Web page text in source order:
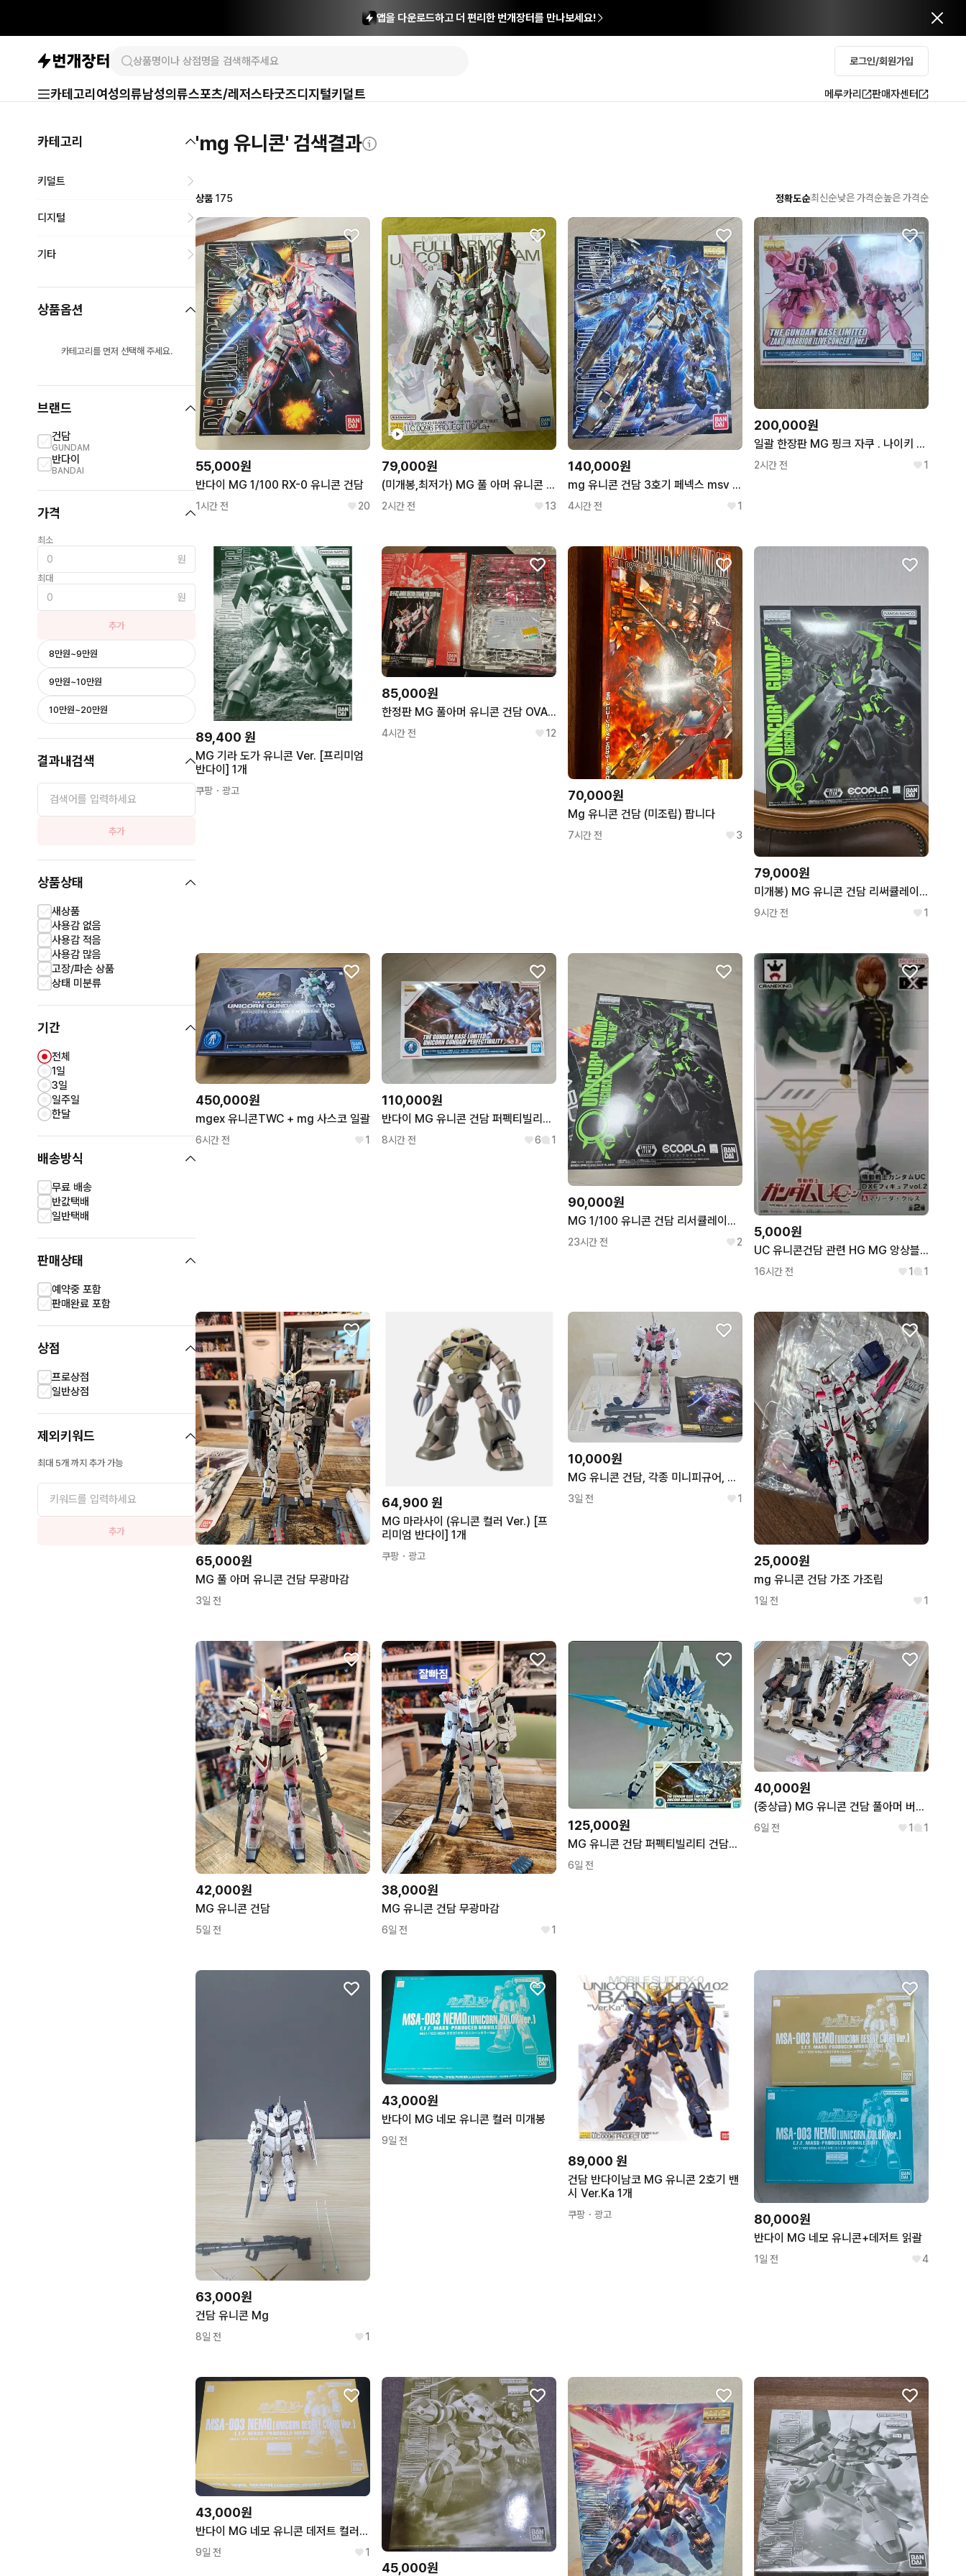
앱을 다운로드하고 더 편리한 번개장터를 만나보세요!
로그인/회원가입
카테고리 여성의류남성의류스포츠/레저스타굿즈디지털키덜트 메루카리 판매자센터
카테고리
키덜트
디지털
기타
상품옵션
카테고리를 먼저 선택해 주세요.
브랜드
건담
GUNDAM
반다이
BANDAI
가격
최소
원
최대
원
추가
8만원~9만원
9만원~10만원
10만원~20만원
결과내검색
추가
상품상태
새상품
사용감 없음
사용감 적음
사용감 많음
고장/파손 상품
상태 미분류
기간
전체
1일
3일
일주일
한달
배송방식
무료 배송
반값택배
일반택배
판매상태
예약중 포함
판매완료 포함
상점
프로상점
일반상점
제외키워드
최대 5개 까지 추가 가능
추가
'mg 유니콘' 검색결과
상품 175 정확도순최신순낮은 가격순높은 가격순
55,000원
반다이 MG 1/100 RX-0 유니콘 건담
1시간 전 20
79,000원
(미개봉,최저가) MG 풀 아머 유니콘 건담 Ver.Ka
2시간 전 13
140,000원
mg 유니콘 건담 3호기 페넥스 msv ver
4시간 전 1
200,000원
일괄 한장판 MG 핑크 자쿠 . 나이키 SB 유니콘 건담 반시 데스트로이 모드 Ver.HG 1/144
2시간 전 1
89,400 원
MG 기라 도가 유니콘 Ver. [프리미엄
반다이] 1개
쿠팡 ・광고
85,000원
한정판 MG 풀아머 유니콘 건담 OVA컬러 (레드 컬러)
4시간 전 12
70,000원
Mg 유니콘 건담 (미조립) 팝니다
7시간 전 3
79,000원
미개봉) MG 유니콘 건담 리써큘레이션 네온 그린 (엑스포 한정)
9시간 전 1
450,000원
mgex 유니콘TWC + mg 사스코 일괄
6시간 전 1
110,000원
반다이 MG 유니콘 건담 퍼펙티빌리티 (델피데칼 포함)
8시간 전 6 1
90,000원
MG 1/100 유니콘 건담 리서큘레이션 컬러 클리어 네오 그린
23시간 전 2
5,000원
UC 유니콘건담 관련 HG MG 앙상블 컨버지 피규어 등 구매합니다.
16시간 전 1 1
65,000원
MG 풀 아머 유니콘 건담 무광마감
3일 전
64,900 원
MG 마라사이 (유니콘 컬러 Ver.) [프
리미엄 반다이] 1개
쿠팡 ・광고
10,000원
MG 유니콘 건담, 각종 미니피규어, 네즈코 등 판매힙니다.
3일 전 1
25,000원
mg 유니콘 건담 가조 가조립
1일 전 1
42,000원
MG 유니콘 건담
5일 전
38,000원
MG 유니콘 건담 무광마감
6일 전 1
125,000원
MG 유니콘 건담 퍼펙티빌리티 건담베이스 한정판 건프라 프라모델 피규어
6일 전
40,000원
(중상급) MG 유니콘 건담 풀아머 버카 ver.ka 반다이 건프라
6일 전 1 1
63,000원
건담 유니콘 Mg
8일 전 1
43,000원
반다이 MG 네모 유니콘 컬러 미개봉
9일 전
89,000 원
건담 반다이남코 MG 유니콘 2호기 밴
시 Ver.Ka 1개
쿠팡 ・광고 80,000원
반다이 MG 네모 유니콘+데저트 읽괄
1일 전 4
43,000원
반다이 MG 네모 유니콘 데저트 컬러 미개봉
9일 전 1
45,000원